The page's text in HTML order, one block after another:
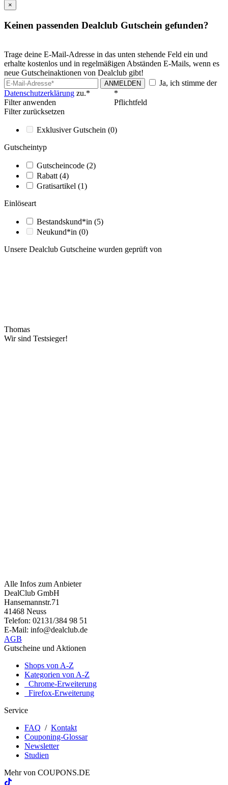
×
Keinen passenden Dealclub Gutschein gefunden?
Trage deine E-Mail-Adresse in das unten stehende Feld ein und
erhalte kostenlos und in regelmäßigen Abständen E-Mails, wenn es
neue Gutscheinaktionen von Dealclub gibt!
ANMELDEN
Ja, ich stimme der
Datenschutzerklärung zu.*
*
Pflichtfeld
Filter anwenden
Filter zurücksetzen
Exklusiver Gutschein (0)
Gutscheintyp
Gutscheincode (2)
Rabatt (4)
Gratisartikel (1)
Einlöseart
Bestandskund*in (5)
Neukund*in (0)
Unsere Dealclub Gutscheine wurden geprüft von
Thomas
Wir sind Testsieger!
Alle Infos zum Anbieter
DealClub GmbH
Hansemannstr.71
41468 Neuss
Telefon: 02131/384 98 51
E-Mail: info@dealclub.de
AGB
Gutscheine und Aktionen
Shops von A-Z
Kategorien von A-Z
Chrome-Erweiterung
Firefox-Erweiterung
Service
FAQ / Kontakt
Couponing-Glossar
Newsletter
Studien
Mehr von COUPONS.DE